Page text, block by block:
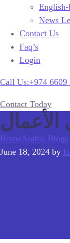
News
Contact Us
Faq’s
Login
Call Us:+974 6609
Contact Today
الأعمال
HomeArabic Blogs
June 18, 2024 by